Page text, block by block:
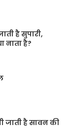
है सुपारी,
है?
जाती है सावन की